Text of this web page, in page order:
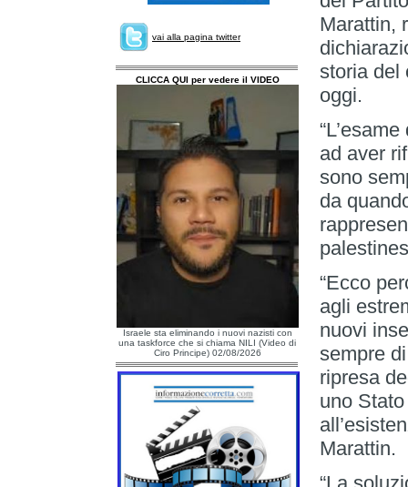
vai alla pagina twitter
CLICCA QUI per vedere il VIDEO
Israele sta eliminando i nuovi nazisti con
una taskforce che si chiama NILI (Video di
Ciro Principe) 02/08/2026
Marattin,
storia del
oggi.
ad aver
sono
da
“Ecco
agli
nuovi
sempre
ripresa
uno
Marattin.